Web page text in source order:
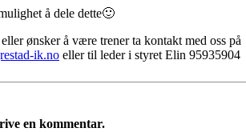
å dele dette🙂
ønsker å være trener ta kontakt med oss på
ik.no eller til leder i styret Elin 95935904
en kommentar.